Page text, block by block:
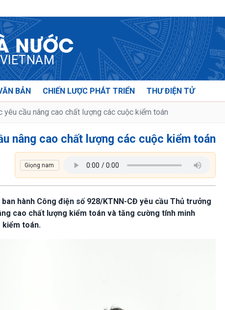
NƯỚC
BẢN CHIẾN LƯỢC PHÁT TRIỂN THƯ ĐIỆN TỬ
yêu cầu nâng cao chất lượng các cuộc kiểm toán
nâng cao chất lượng các cuộc kiểm toán
hành Công điện số 928/KTNN-CĐ yêu cầu Thủ trưởng
cao chất lượng kiểm toán và tăng cường tính minh
kiểm toán.